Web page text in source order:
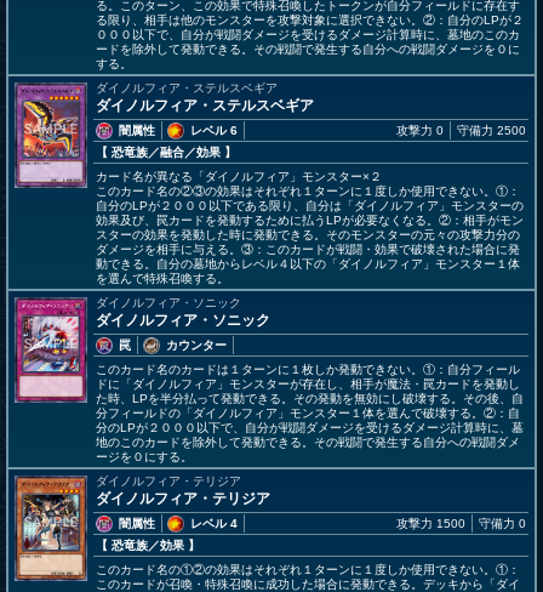
る。このターン、この効果で特殊召喚したトークンが自分フィールドに存在す
る限り、相手は他のモンスターを攻撃対象に選択できない。②：自分のLPが２
０００以下で、自分が戦闘ダメージを受けるダメージ計算時に、墓地のこのカ
ードを除外して発動できる。その戦闘で発生する自分への戦闘ダメージを０に
する。
ダイノルフィア・ステルスベギア
ダイノルフィア・ステルスベギア
闇属性
レベル 6
【 恐竜族／融合／効果 】
攻撃力 0 守備力 2500
カード名が異なる「ダイノルフィア」モンスター×２
このカード名の②③の効果はそれぞれ１ターンに１度しか使用できない。①：
自分のLPが２０００以下である限り、自分は「ダイノルフィア」モンスターの
効果及び、罠カードを発動するために払うLPが必要なくなる。②：相手がモン
スターの効果を発動した時に発動できる。そのモンスターの元々の攻撃力分の
ダメージを相手に与える。③：このカードが戦闘・効果で破壊された場合に発
動できる。自分の墓地からレベル４以下の「ダイノルフィア」モンスター１体
を選んで特殊召喚する。
ダイノルフィア・ソニック
ダイノルフィア・ソニック
罠
カウンター
このカード名のカードは１ターンに１枚しか発動できない。①：自分フィール
ドに「ダイノルフィア」モンスターが存在し、相手が魔法・罠カードを発動し
た時、LPを半分払って発動できる。その発動を無効にし破壊する。その後、自
分フィールドの「ダイノルフィア」モンスター１体を選んで破壊する。②：自
分のLPが２０００以下で、自分が戦闘ダメージを受けるダメージ計算時に、墓
地のこのカードを除外して発動できる。その戦闘で発生する自分への戦闘ダメ
ージを０にする。
ダイノルフィア・テリジア
ダイノルフィア・テリジア
闇属性
レベル 4
【 恐竜族／効果 】
攻撃力 1500 守備力 0
このカード名の①②の効果はそれぞれ１ターンに１度しか使用できない。①：
このカードが召喚・特殊召喚に成功した場合に発動できる。デッキから「ダイ